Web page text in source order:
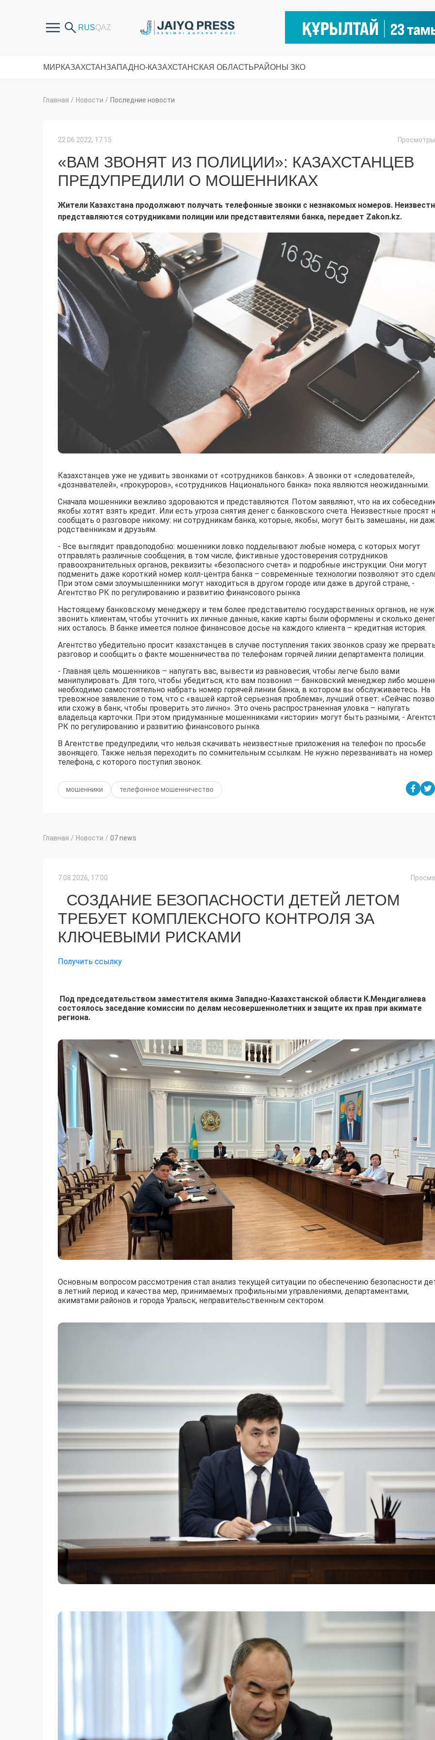
МИРКАЗАХСТАНЗАПАДНО-КАЗАХСТАНСКАЯ ОБЛАСТЬРАЙОНЫ ЗКО
Главная / Новости / Последние новости
22.06.2022, 17:15
«ВАМ ЗВОНЯТ ИЗ ПОЛИЦИИ»: КАЗАХСТАНЦЕВ
ПРЕДУПРЕДИЛИ О МОШЕННИКАХ
Жители Казахстана продолжают получать телефонные звонки с незнакомых номеров.
представляются сотрудниками полиции или представителями банка, передает Zakon.kz.
Казахстанцев уже не удивить звонками от «сотрудников банков». А звонки от «следователей»,
«дознавателей», «прокуроров», «сотрудников Национального банка» пока являются неожиданными.
Сначала мошенники вежливо здороваются и представляются. Потом заявляют, что на их
якобы хотят взять кредит. Или есть угроза снятия денег с банковского счета. Неизвестные просят
сообщать о разговоре никому: ни сотрудникам банка, которые, якобы, могут быть замешаны, ни
родственникам и друзьям.
- Все выглядит правдоподобно: мошенники ловко подделывают любые номера, с которых могут
отправлять различные сообщения, в том числе, фиктивные удостоверения сотрудников
правоохранительных органов, реквизиты «безопасного счета» и подробные инструкции. Они могут
подменить даже короткий номер колл-центра банка – современные технологии позволяют это
При этом сами злоумышленники могут находиться в другом городе или даже в другой стране, -
Агентство РК по регулированию и развитию финансового рынка
Настоящему банковскому менеджеру и тем более представителю государственных органов, не
звонить клиентам, чтобы уточнить их личные данные, какие карты были оформлены и сколько
них осталось. В банке имеется полное финансовое досье на каждого клиента – кредитная история.
Агентство убедительно просит казахстанцев в случае поступления таких звонков сразу же
разговор и сообщить о факте мошенничества по телефонам горячей линии департамента полиции.
- Главная цель мошенников – напугать вас, вывести из равновесия, чтобы легче было вами
манипулировать. Для того, чтобы убедиться, кто вам позвонил — банковский менеджер либо
необходимо самостоятельно набрать номер горячей линии банка, в котором вы обслуживаетесь. На
тревожное заявление о том, что с «вашей картой серьезная проблема», лучший ответ: «Сейчас
или схожу в банк, чтобы проверить это лично». Это очень распространенная уловка – напугать
владельца карточки. При этом придуманные мошенниками «истории» могут быть разными, -
РК по регулированию и развитию финансового рынка.
В Агентстве предупредили, что нельзя скачивать неизвестные приложения на телефон по просьбе
звонящего. Также нельзя переходить по сомнительным ссылкам. Не нужно перезванивать на номер
телефона, с которого поступил звонок.
мошенники телефонное мошенничество
Главная / Новости / 07 news
7.08.2026, 17:00
СОЗДАНИЕ БЕЗОПАСНОСТИ ДЕТЕЙ ЛЕТОМ
ТРЕБУЕТ КОМПЛЕКСНОГО КОНТРОЛЯ ЗА
КЛЮЧЕВЫМИ РИСКАМИ
Получить ссылку
Под председательством заместителя акима Западно-Казахстанской области К.Мендигалиева
состоялось заседание комиссии по делам несовершеннолетних и защите их прав при акимате
региона.
Основным вопросом рассмотрения стал анализ текущей ситуации по обеспечению безопасности
в летний период и качества мер, принимаемых профильными управлениями, департаментами,
акиматами районов и города Уральск, неправительственным сектором.